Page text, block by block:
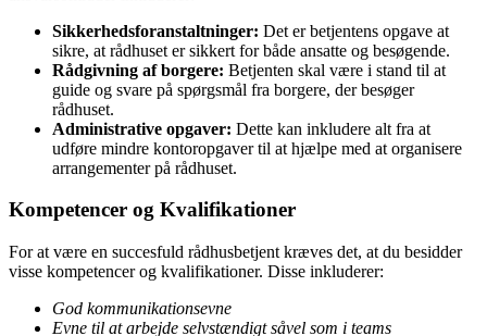
Sikkerhedsforanstaltninger: Det er betjentens opgave at
sikre, at rådhuset er sikkert for både ansatte og besøgende.
Rådgivning af borgere: Betjenten skal være i stand til at
guide og svare på spørgsmål fra borgere, der besøger
rådhuset.
Administrative opgaver: Dette kan inkludere alt fra at
udføre mindre kontoropgaver til at hjælpe med at organisere
arrangementer på rådhuset.
Kompetencer og Kvalifikationer
For at være en succesfuld rådhusbetjent kræves det, at du besidder
visse kompetencer og kvalifikationer. Disse inkluderer:
God kommunikationsevne
Evne til at arbejde selvstændigt såvel som i teams